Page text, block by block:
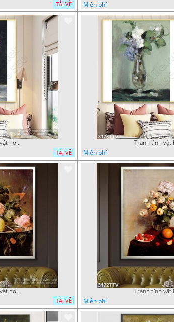
TẢI VỀ
Miễn phí
Tranh tĩnh vật hoa quả sơn dầu nghệ thuật
TẢI VỀ
Miễn phí
Tranh tĩnh vật hoa quả sơn dầu độc đáo đẹp
TẢI VỀ
Miễn phí